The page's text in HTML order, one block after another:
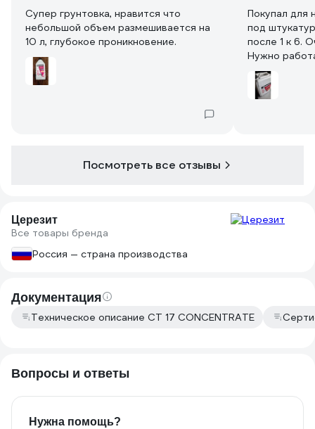
Супер грунтовка, нравится что
небольшой объем размешивается на
10 л, глубокое проникновение.
Покупал для
под
после 1 к 6.
Нужно
прилипает
Посмотреть все отзывы
Церезит
Все товары бренда
Россия — страна производства
Документация
Техническое описание СТ 17 CONCENTRATE
Вопросы и ответы
Нужна помощь?